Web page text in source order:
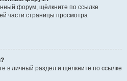
форум, щёлкните по ссылке
части страницы просмотра
в личный раздел и щёлкните по ссылке